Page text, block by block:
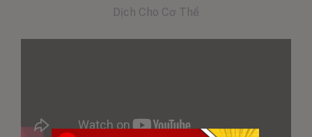
Dịch Cho Cơ Thể